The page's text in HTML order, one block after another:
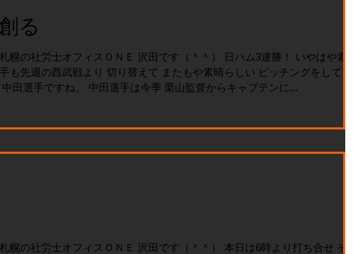
る
幌の社労士オフィスＯＮＥ 沢田です（＾＾） 日ハム3連勝！ いやはや素晴
も先週の西武戦より 切り替えて またもや素晴らしい ピッチングをしてく
田選手ですね。 中田選手は今季 栗山監督からキャプテンに...
幌の社労士オフィスＯＮＥ 沢田です（＾＾） 本日は6時より打ち合せ その